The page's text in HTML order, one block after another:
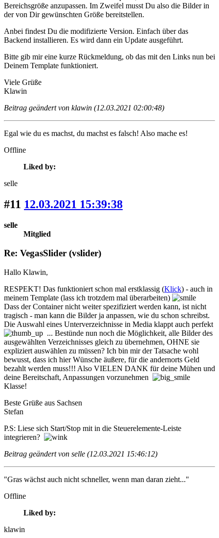
Bereichsgröße anzupassen. Im Zweifel musst Du also die Bilder in
der von Dir gewünschten Größe bereitstellen.
Anbei findest Du die modifizierte Version. Einfach über das
Backend installieren. Es wird dann ein Update ausgeführt.
Bitte gib mir eine kurze Rückmeldung, ob das mit den Links nun bei
Deinem Template funktioniert.
Viele Grüße
Klawin
Beitrag geändert von klawin (12.03.2021 02:00:48)
Egal wie du es machst, du machst es falsch! Also mache es!
Offline
Liked by:
selle
#11 12.03.2021 15:39:38
selle
Mitglied
Re: VegasSlider (vslider)
Hallo Klawin,
RESPEKT! Das funktioniert schon mal erstklassig (Klick) - auch in
meinem Template (lass ich trotzdem mal überarbeiten)
Dass der Container nicht weiter spezifiziert werden kann, ist nicht
tragisch - man kann die Bilder ja anpassen, wie du schon schreibst.
Die Auswahl eines Unterverzeichnisse in Media klappt auch perfekt
... Bestünde nun noch die Möglichkeit, alle Bilder des
ausgewählten Verzeichnisses gleich zu übernehmen, OHNE sie
expliziert auswählen zu müssen? Ich bin mir der Tatsache wohl
bewusst, dass ich hier Wünsche äußere, für die andernorts Geld
bezahlt werden muss!!! Also VIELEN DANK für deine Mühen und
deine Bereitschaft, Anpassungen vorzunehmen
Klasse!
Beste Grüße aus Sachsen
Stefan
P.S: Liese sich Start/Stop mit in die Steuerelemente-Leiste
integrieren?
Beitrag geändert von selle (12.03.2021 15:46:12)
"Gras wächst auch nicht schneller, wenn man daran zieht..."
Offline
Liked by:
klawin